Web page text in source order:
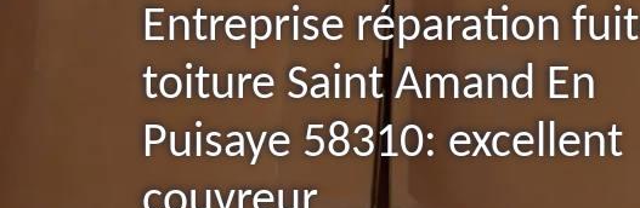
Entreprise réparation
toiture Saint Amand En
Puisaye 58310: excellent